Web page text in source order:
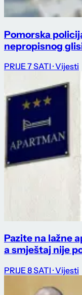
Pomorska
nepropisnog
PRIJE 7 SATI · Vijesti
Pazite na lažne
a smještaj nije
PRIJE 8 SATI · Vijesti